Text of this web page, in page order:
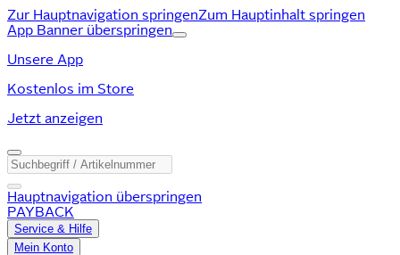
Zur Hauptnavigation springenZum Hauptinhalt springen
App Banner überspringen
Unsere App
Kostenlos im Store
Jetzt anzeigen
Hauptnavigation überspringen
PAYBACK
Service & Hilfe
Mein Konto